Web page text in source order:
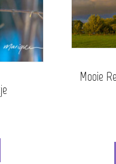
Dit
product
Mooie